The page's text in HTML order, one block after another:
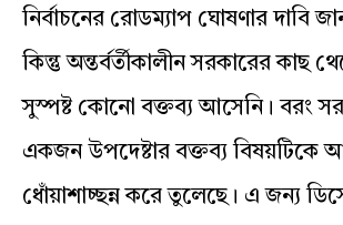
নির্বাচনের রোডম্যাপ ঘোষণার দাবি
কিন্তু অন্তর্বর্তীকালীন সরকারের কাছ
সুস্পষ্ট কোনো বক্তব্য আসেনি। বরং
একজন উপদেষ্টার বক্তব্য বিষয়টিকে
ধোঁয়াশাচ্ছন্ন করে তুলেছে। এ জন্য